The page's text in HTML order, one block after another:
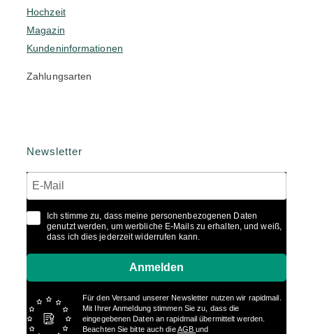
Hochzeit
Magazin
Kundeninformationen
Zahlungsarten
Newsletter
Ich stimme zu, dass meine personenbezogenen Daten
genutzt werden, um werbliche E-Mails zu erhalten, und weiß,
dass ich dies jederzeit widerrufen kann.
Anmelden
Für den Versand unserer Newsletter nutzen wir rapidmail.
Mit Ihrer Anmeldung stimmen Sie zu, dass die
eingegebenen Daten an rapidmail übermittelt werden.
Beachten Sie bitte auch dieAGBund